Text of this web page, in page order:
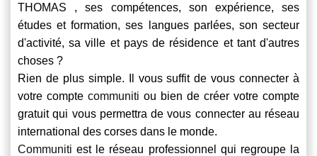
THOMAS , ses compétences, son expérience, ses
études et formation, ses langues parlées, son secteur
d'activité, sa ville et pays de résidence et tant d'autres
choses ?
Rien de plus simple. Il vous suffit de vous connecter à
votre compte communiti ou bien de créer votre compte
gratuit qui vous permettra de vous connecter au réseau
international des corses dans le monde.
Communiti est le réseau professionnel qui regroupe la